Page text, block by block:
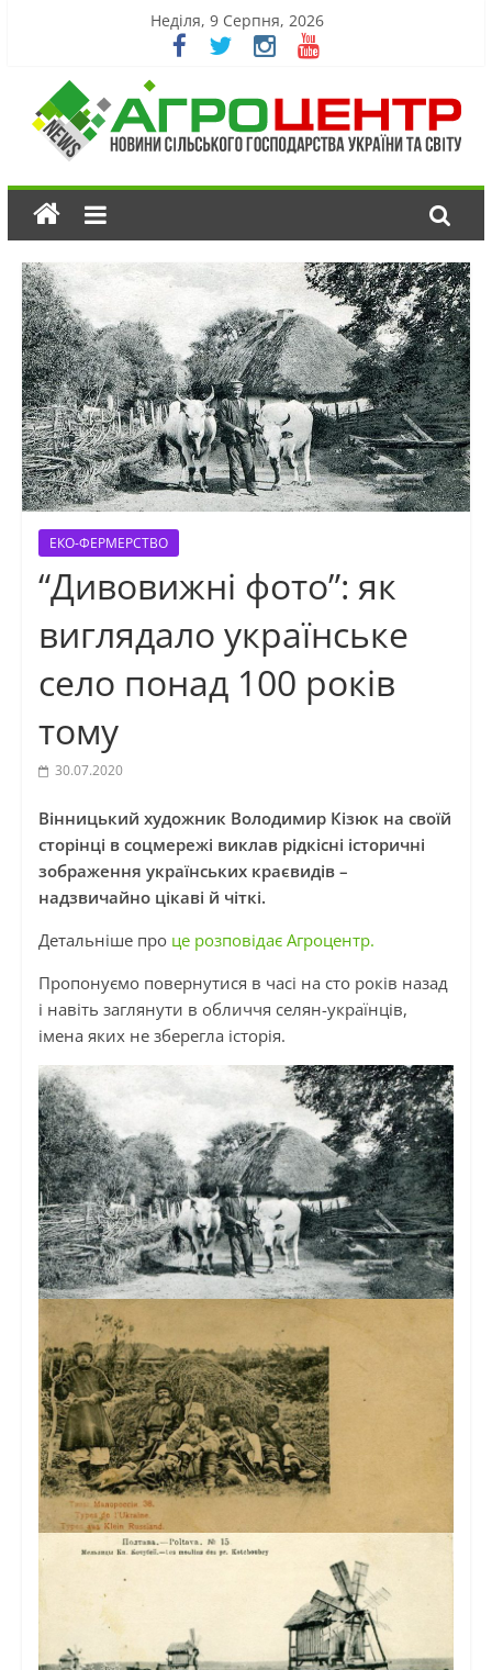
Неділя, 9 Серпня, 2026
ЕКО-ФЕРМЕРСТВО
“Дивовижні фото”: як
виглядало українське
село понад 100 років
тому
30.07.2020
Вінницький художник Володимир Кізюк на своїй
сторінці в соцмережі виклав рідкісні історичні
зображення українських краєвидів –
надзвичайно цікаві й чіткі.
Детальніше про це розповідає Агроцентр.
Пропонуємо повернутися в часі на сто років назад
і навіть заглянути в обличчя селян-українців,
імена яких не зберегла історія.